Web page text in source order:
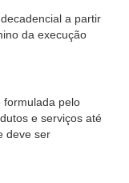
a partir
da execução
formulada pelo
e serviços até
deve ser